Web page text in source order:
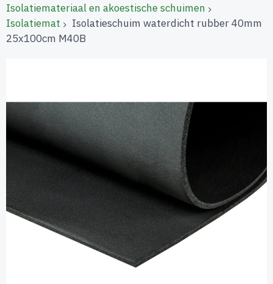
Isolatiemateriaal en akoestische schuimen
Isolatiemat
Isolatieschuim waterdicht rubber 40mm
25x100cm M40B
van
afbeeldingen-